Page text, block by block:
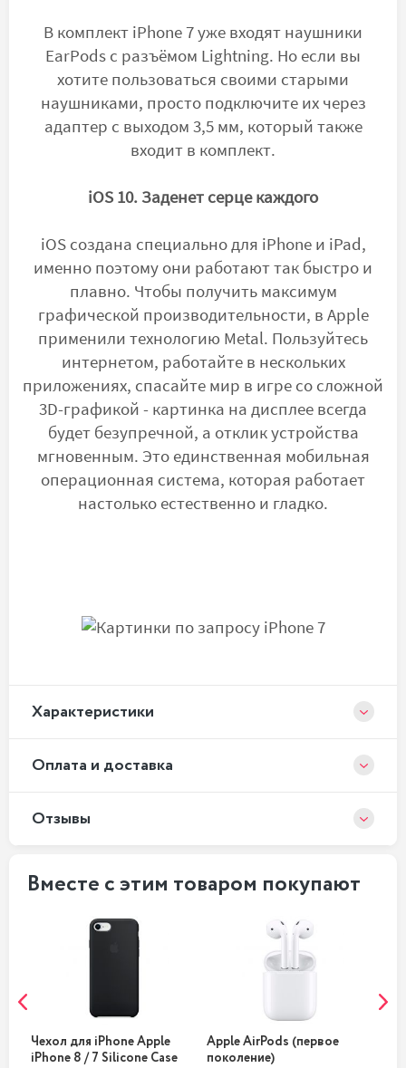
В комплект iPhone 7 уже входят наушники
ЕаrPods с разъёмом Lightning. Но если вы
хотите пользоваться своими старыми
наушниками, просто подключите их через
адаптер с выходом 3,5 мм, который также
входит в комплект.
iOS 10. Заденет серце каждого
iOS создана специально для iPhone и iPad,
именно поэтому они работают так быстро и
плавно. Чтобы получить максимум
графической производительности, в Apple
применили технологию Metal. Пользуйтесь
интернетом, работайте в нескольких
приложениях, спасайте мир в игре со сложной
3D-графикой - картинка на дисплее всегда
будет безупречной, а отклик устройства
мгновенным. Это единственная мобильная
операционная система, которая работает
настолько естественно и гладко.
Xарактеристики
Оплата и доставка
Отзывы
Вместе с этим товаром покупают
Чехол для iPhone Apple
iPhone 8 / 7 Silicone Case
Apple AirPods (первое
поколение)